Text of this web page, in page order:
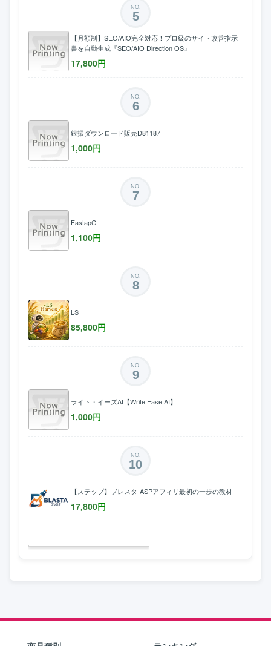
NO.
5
【月額制】SEO/AIO完全対応！プロ級のサイト改善指示
書を自動生成『SEO/AIO Direction OS』
17,800円
NO.
6
銀振ダウンロード販売D81187
1,000円
NO.
7
FastapG
1,100円
NO.
8
LS
85,800円
NO.
9
ライト・イーズAI【Write Ease AI】
1,000円
NO.
10
【ステップ】ブレスタ-ASPアフィリ最初の一歩の教材
17,800円